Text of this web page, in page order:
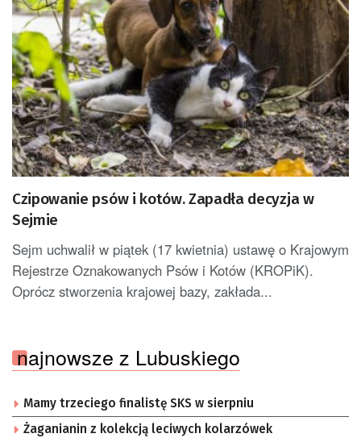
Czipowanie psów i kotów. Zapadła decyzja w
Sejmie
Sejm uchwalił w piątek (17 kwietnia) ustawę o Krajowym
Rejestrze Oznakowanych Psów i Kotów (KROPiK).
Oprócz stworzenia krajowej bazy, zakłada...
najnowsze z Lubuskiego
Mamy trzeciego finalistę SKS w sierpniu
Żaganianin z kolekcją leciwych kolarzówek